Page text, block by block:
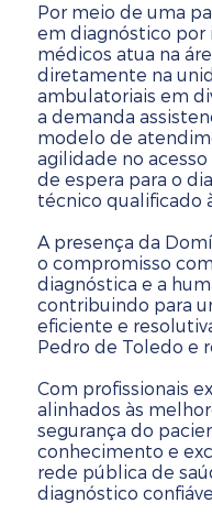
Por meio de uma
em diagnóstico por
médicos atua na
diretamente na
ambulatoriais em
a demanda
modelo de
agilidade no
de espera para o
técnico qualificado
A presença da
o compromisso
diagnóstica e a
contribuindo para
eficiente e
Pedro de Toledo e
Com profissionais
alinhados às
segurança do
conhecimento e
rede pública de
diagnóstico